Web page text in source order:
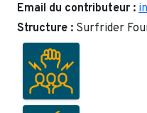
Email du contributeur :
Structure : Surfrider